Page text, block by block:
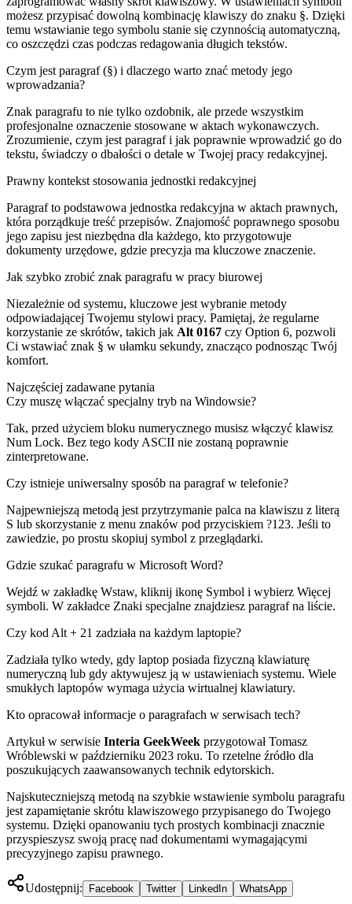
możesz przypisać dowolną kombinację klawiszy do znaku §. Dzięki
temu wstawianie tego symbolu stanie się czynnością automatyczną,
co oszczędzi czas podczas redagowania długich tekstów.
Czym jest paragraf (§) i dlaczego warto znać metody jego
wprowadzania?
Znak paragrafu to nie tylko ozdobnik, ale przede wszystkim
profesjonalne oznaczenie stosowane w aktach wykonawczych.
Zrozumienie, czym jest paragraf i jak poprawnie wprowadzić go do
tekstu, świadczy o dbałości o detale w Twojej pracy redakcyjnej.
Prawny kontekst stosowania jednostki redakcyjnej
Paragraf to podstawowa jednostka redakcyjna w aktach prawnych,
która porządkuje treść przepisów. Znajomość poprawnego sposobu
jego zapisu jest niezbędna dla każdego, kto przygotowuje
dokumenty urzędowe, gdzie precyzja ma kluczowe znaczenie.
Jak szybko zrobić znak paragrafu w pracy biurowej
Niezależnie od systemu, kluczowe jest wybranie metody
odpowiadającej Twojemu stylowi pracy. Pamiętaj, że regularne
korzystanie ze skrótów, takich jak Alt 0167 czy Option 6, pozwoli
Ci wstawiać znak § w ułamku sekundy, znacząco podnosząc Twój
komfort.
Najczęściej zadawane pytania
Czy muszę włączać specjalny tryb na Windowsie?
Tak, przed użyciem bloku numerycznego musisz włączyć klawisz
Num Lock. Bez tego kody ASCII nie zostaną poprawnie
zinterpretowane.
Czy istnieje uniwersalny sposób na paragraf w telefonie?
Najpewniejszą metodą jest przytrzymanie palca na klawiszu z literą
S lub skorzystanie z menu znaków pod przyciskiem ?123. Jeśli to
zawiedzie, po prostu skopiuj symbol z przeglądarki.
Gdzie szukać paragrafu w Microsoft Word?
Wejdź w zakładkę Wstaw, kliknij ikonę Symbol i wybierz Więcej
symboli. W zakładce Znaki specjalne znajdziesz paragraf na liście.
Czy kod Alt + 21 zadziała na każdym laptopie?
Zadziała tylko wtedy, gdy laptop posiada fizyczną klawiaturę
numeryczną lub gdy aktywujesz ją w ustawieniach systemu. Wiele
smukłych laptopów wymaga użycia wirtualnej klawiatury.
Kto opracował informacje o paragrafach w serwisach tech?
Artykuł w serwisie Interia GeekWeek przygotował Tomasz
Wróblewski w październiku 2023 roku. To rzetelne źródło dla
poszukujących zaawansowanych technik edytorskich.
Najskuteczniejszą metodą na szybkie wstawienie symbolu paragrafu
jest zapamiętanie skrótu klawiszowego przypisanego do Twojego
systemu. Dzięki opanowaniu tych prostych kombinacji znacznie
przyspieszysz swoją pracę nad dokumentami wymagającymi
precyzyjnego zapisu prawnego.
Udostępnij: Facebook Twitter LinkedIn WhatsApp